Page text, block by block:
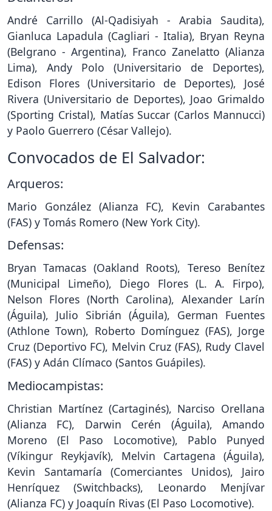
André Carrillo (Al-Qadisiyah - Arabia Saudita),
Gianluca Lapadula (Cagliari - Italia), Bryan Reyna
(Belgrano - Argentina), Franco Zanelatto (Alianza
Lima), Andy Polo (Universitario de Deportes),
Edison Flores (Universitario de Deportes), José
Rivera (Universitario de Deportes), Joao Grimaldo
(Sporting Cristal), Matías Succar (Carlos Mannucci)
y Paolo Guerrero (César Vallejo).
Convocados de El Salvador:
Arqueros:
Mario González (Alianza FC), Kevin Carabantes
(FAS) y Tomás Romero (New York City).
Defensas:
Bryan Tamacas (Oakland Roots), Tereso Benítez
(Municipal Limeño), Diego Flores (L. A. Firpo),
Nelson Flores (North Carolina), Alexander Larín
(Águila), Julio Sibrián (Águila), German Fuentes
(Athlone Town), Roberto Domínguez (FAS), Jorge
Cruz (Deportivo FC), Melvin Cruz (FAS), Rudy Clavel
(FAS) y Adán Clímaco (Santos Guápiles).
Mediocampistas:
Christian Martínez (Cartaginés), Narciso Orellana
(Alianza FC), Darwin Cerén (Águila), Amando
Moreno (El Paso Locomotive), Pablo Punyed
(Víkingur Reykjavík), Melvin Cartagena (Águila),
Kevin Santamaría (Comerciantes Unidos), Jairo
Henríquez (Switchbacks), Leonardo Menjívar
(Alianza FC) y Joaquín Rivas (El Paso Locomotive).